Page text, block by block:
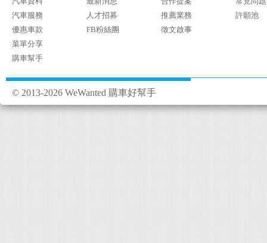
汽車服務
優惠車款
菜單分享
購車幫手
人才招募
FB粉絲團
推薦業務
徵文啟事
許願池
© 2013-2026 WeWanted 購車好幫手